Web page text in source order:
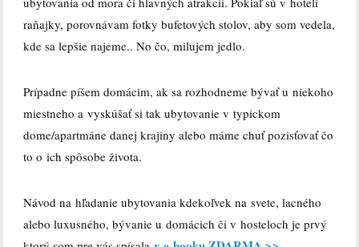
raňajky, porovnávam fotky bufetových stolov, aby som vedela,
kde sa lepšie najeme.. No čo, milujem jedlo.
Prípadne píšem domácim, ak sa rozhodneme bývať u niekoho
miestneho a vyskúšať si tak ubytovanie v typickom
dome/apartmáne danej krajiny alebo máme chuť pozisťovať čo
to o ich spôsobe života.
Návod na hľadanie ubytovania kdekoľvek na svete, lacného
alebo luxusného, bývanie u domácich či v hosteloch je prvý